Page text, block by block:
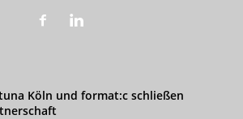
Köln und format:c schließen